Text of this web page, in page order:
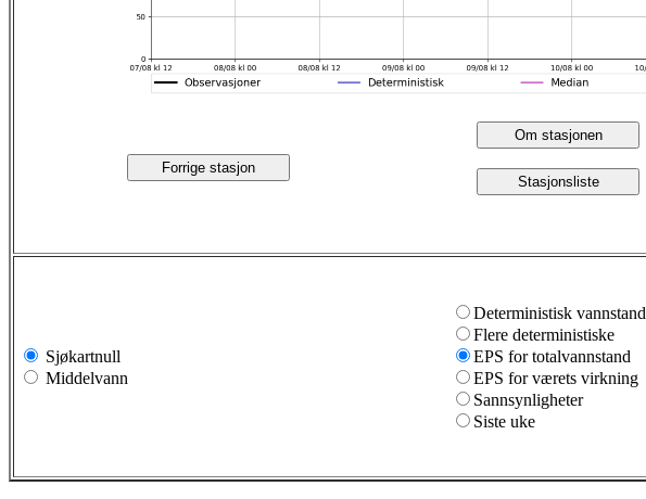
Forrige stasjon
Om stasjonen
Stasjonsliste
Sjøkartnull
Middelvann
Deterministisk vannstand
Flere deterministiske
EPS for totalvannstand
EPS for værets virkning
Sannsynligheter
Siste uke